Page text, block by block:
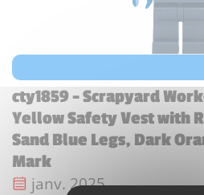
cty1859 - Scrapyard
Yellow Safety Vest with
Sand Blue Legs, Dark
Mark
Date de sortie :
janv. 2025